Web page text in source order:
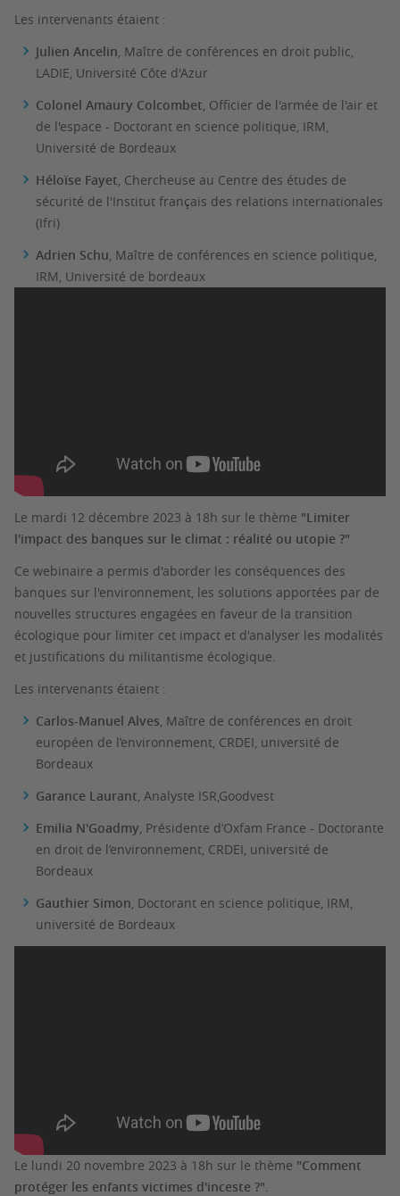
Les intervenants étaient :
Julien Ancelin, Maître de conférences en droit public,
LADIE, Université Côte d'Azur
Colonel Amaury Colcombet, Officier de l'armée de l'air et
de l'espace - Doctorant en science politique, IRM,
Université de Bordeaux
Héloïse Fayet, Chercheuse au Centre des études de
sécurité de l'Institut français des relations internationales
(Ifri)
Adrien Schu, Maître de conférences en science politique,
IRM, Université de bordeaux
Le mardi 12 décembre 2023 à 18h sur le thème "Limiter
l'impact des banques sur le climat : réalité ou utopie ?"
Ce webinaire a permis d'aborder les conséquences des
banques sur l'environnement, les solutions apportées par de
nouvelles structures engagées en faveur de la transition
écologique pour limiter cet impact et d'analyser les modalités
et justifications du militantisme écologique.
Les intervenants étaient :
Carlos-Manuel Alves, Maître de conférences en droit
européen de l’environnement, CRDEI, université de
Bordeaux
Garance Laurant, Analyste ISR,Goodvest
Emilia N'Goadmy, Présidente d’Oxfam France - Doctorante
en droit de l’environnement, CRDEI, université de
Bordeaux
Gauthier Simon, Doctorant en science politique, IRM,
université de Bordeaux
Le lundi 20 novembre 2023 à 18h sur le thème "Comment
protéger les enfants victimes d'inceste ?".